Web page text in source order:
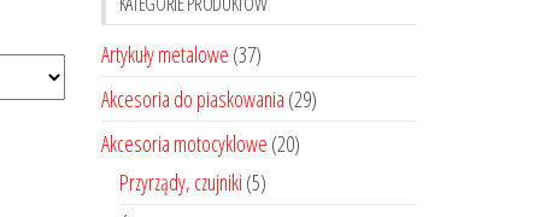
Artykuły metalowe (37)
Akcesoria do piaskowania (29)
Akcesoria motocyklowe (20)
Przyrządy, czujniki (5)